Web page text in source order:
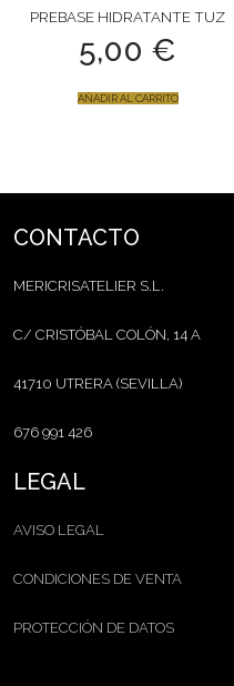
PREBASE HIDRATANTE TUZ
5,00 €
AÑADIR AL CARRITO
CONTACTO
MERICRISATELIER S.L.
C/ CRISTÓBAL COLÓN, 14 A
41710 UTRERA (SEVILLA)
676 991 426
LEGAL
AVISO LEGAL
CONDICIONES DE VENTA
PROTECCIÓN DE DATOS